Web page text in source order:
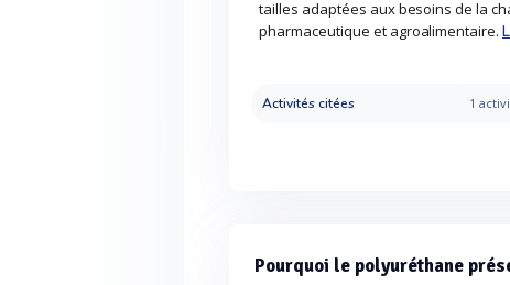
tailles adaptées aux besoins de la
pharmaceutique et agroalimentaire.
Activités citées 1
Pourquoi le polyuréthane